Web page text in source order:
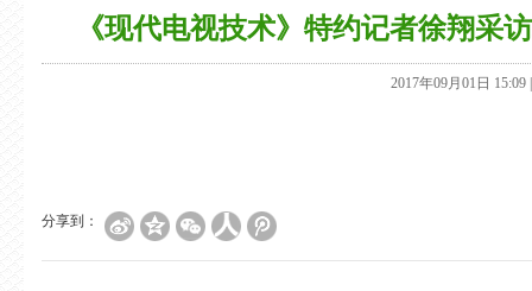
《现代电视技术》特约记者徐翔采
2017年09月01日 15:09
分享到：